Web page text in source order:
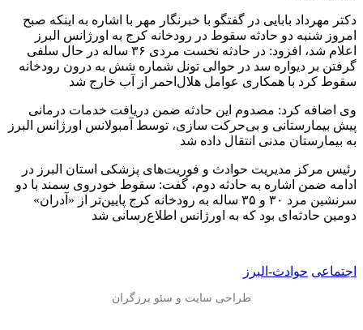
دکتر مهرداد بابایی در گفتگو با خبرنگار مهر با اشاره به اینکه صبح
امروز شنبه دو حادثه سقوط در رودخانه کرج به اورژانس البرز
اعلام شد، افزود: در حادثه نخست مردی ۳۶ ساله در حال سلفی
گرفتن بر دیواره سد در حوالی تونل شماره شش به درون رودخانه
سقوط کرد با همکاری عوامل هلال‌احمر از آب خارج شد
وی اضافه کرد: مصدوم این حادثه ضمن دریافت خدمات درمانی
پیش بیمارستانی و بی‌حرکت سازی، توسط آمبولانس اورژانس البرز
به بیمارستان مدنی انتقال داده شد
رئیس مرکز مدیریت حوادث و فوریت‌های پزشکی استان البرز در
ادامه ضمن اشاره به حادثه دوم، گفت: سقوط خودروی سمند با دو
سرنشین مرد ۳۰ و ۳۵ ساله به رودخانه کرج پایین‌تر از «آدران»
دومین حادثه‌ای بود که به اورژانس اطلاع‌رسانی شد
اجتماعی حوادث-البرز